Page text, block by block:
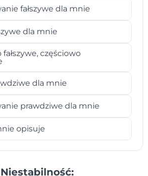
fałszywe dla mnie
dla mnie
fałszywe, częściowo
dla mnie
prawdziwe dla mnie
opisuje